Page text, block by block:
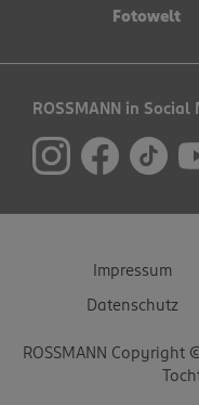
Fotowelt
ROSSMANN in Social
Impressum
Datenschutz
ROSSMANN